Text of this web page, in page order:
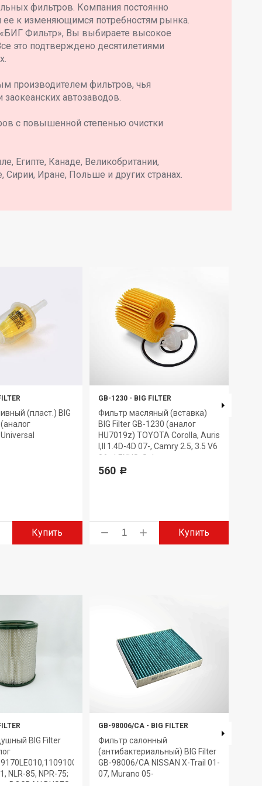
фильтров. Компания постоянно
ее к изменяющимся потребностям рынка.
Фильтр», Вы выбираете высокое
это подтверждено десятилетиями
производителем фильтров, чья
автозаводов.
с повышенной степенью очистки
Египте, Канаде, Великобритании,
Сирии, Иране, Польше и других странах.
(пласт.) BIG
Купить
GB-1230 - BIG FILTER
Фильтр масляный (вставка)
BIG Filter GB-1230 (аналог
HU7019z) TOYOTA Corolla, Auris
I,II 1.4D-4D 07-, Camry 2.5, 3.5 V6
06-, LEXUS, Subaru
560 Р
Купить
BIG Filter
NLR-85, NPR-75;
GB-98006/CA - BIG FILTER
Фильтр салонный
(антибактериальный) BIG Filter
GB-98006/CA NISSAN X-Trail 01-
07, Murano 05-